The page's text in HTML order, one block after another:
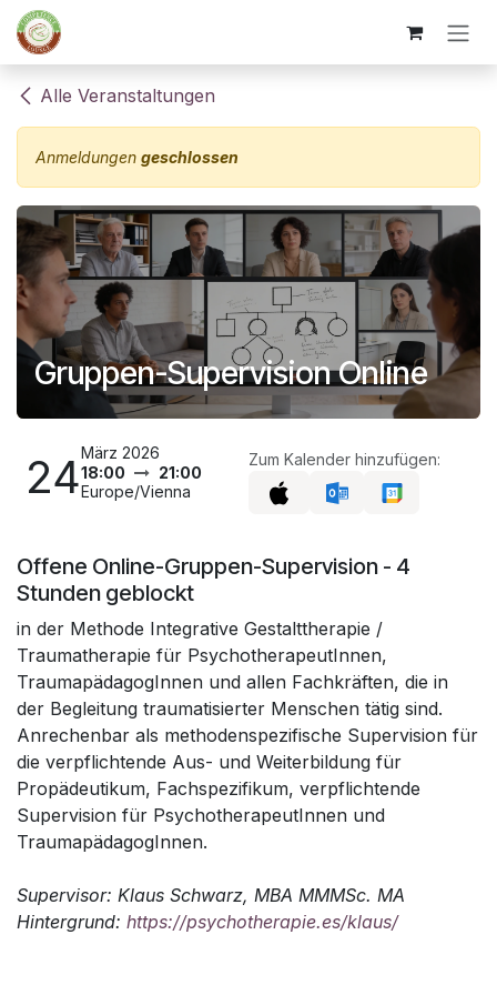
Zum Inhalt springen
Alle Veranstaltungen
Anmeldungen geschlossen
Gruppen-Supervision Online
24März 2026
18:00
21:00
Europe/Vienna
Zum Kalender hinzufügen:
Offene Online-Gruppen-Supervision - 4
Stunden geblockt
in der Methode Integrative Gestalttherapie /
Traumatherapie für PsychotherapeutInnen,
TraumapädagogInnen und allen Fachkräften, die in
der Begleitung traumatisierter Menschen tätig sind.
Anrechenbar als methodenspezifische Supervision für
die verpflichtende Aus- und Weiterbildung für
Propädeutikum, Fachspezifikum, verpflichtende
Supervision für PsychotherapeutInnen und
TraumapädagogInnen.
Supervisor: Klaus Schwarz, MBA MMMSc. MA
Hintergrund: https://psychotherapie.es/klaus/